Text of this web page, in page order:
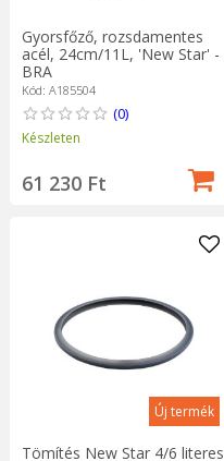
Gyorsfőző, rozsdamentes
acél, 24cm/11L, 'New Star' -
BRA
Kód: A185504
(0)
Készleten
61 230 Ft
Új termék
Tömítés New Star 4/6 literes